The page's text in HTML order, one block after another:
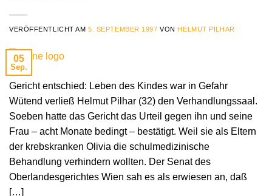
VERÖFFENTLICHT AM5. SEPTEMBER 1997 VON HELMUT PILHAR
05
Sep.
Gericht entschied: Leben des Kindes war in Gefahr
Wütend verließ Helmut Pilhar (32) den Verhandlungssaal.
Soeben hatte das Gericht das Urteil gegen ihn und seine
Frau – acht Monate bedingt – bestätigt. Weil sie als Eltern
der krebskranken Olivia die schulmedizinische
Behandlung verhindern wollten. Der Senat des
Oberlandesgerichtes Wien sah es als erwiesen an, daß
[…]